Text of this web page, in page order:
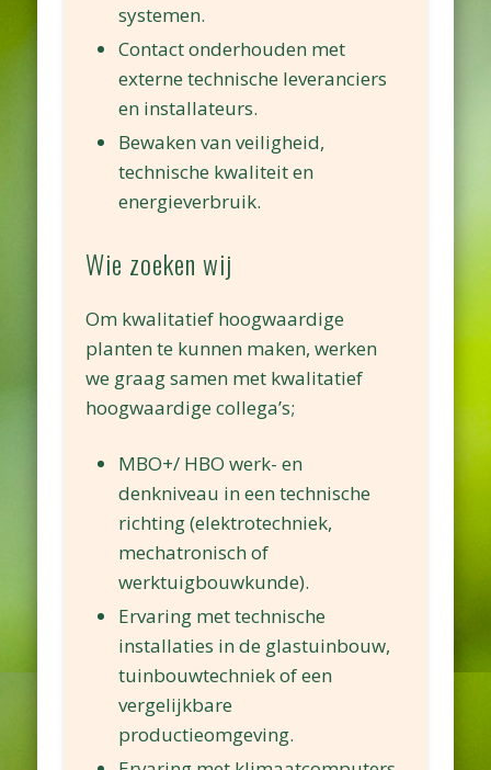
systemen.
Contact onderhouden met
externe technische leveranciers
en installateurs.
Bewaken van veiligheid,
technische kwaliteit en
energieverbruik.
Wie zoeken wij
Om kwalitatief hoogwaardige
planten te kunnen maken, werken
we graag samen met kwalitatief
hoogwaardige collega’s;
MBO+/ HBO werk- en
denkniveau in een technische
richting (elektrotechniek,
mechatronisch of
werktuigbouwkunde).
Ervaring met technische
installaties in de glastuinbouw,
tuinbouwtechniek of een
vergelijkbare
productieomgeving.